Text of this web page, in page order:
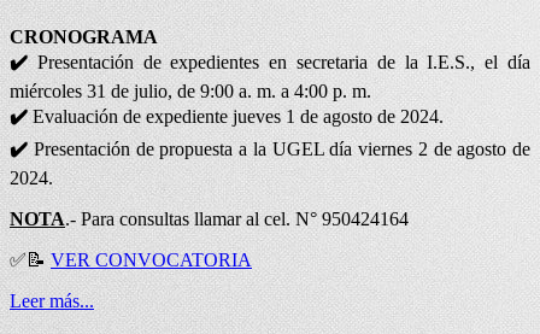
CRONOGRAMA
✔️Presentación de expedientes en secretaria de la I.E.S., el día
miércoles 31 de julio, de 9:00 a. m. a 4:00 p. m.
✔️Evaluación de expediente jueves 1 de agosto de 2024.
✔️ Presentación de propuesta a la UGEL día viernes 2 de agosto de
2024.
NOTA.- Para consultas llamar al cel. N° 950424164
✅📝VER CONVOCATORIA
Leer más...